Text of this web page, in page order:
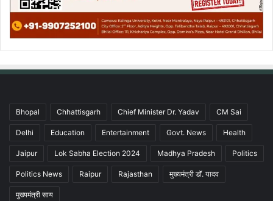
Bhopal Chhattisgarh Chief Minister Dr. Yadav CM Sai
Delhi Education Entertainment Govt. News Health
Jaipur Lok Sabha Election 2024 Madhya Pradesh Politics
Politics News Raipur Rajasthan मुख्यमंत्री डॉ. यादव
मुख्यमंत्री साय